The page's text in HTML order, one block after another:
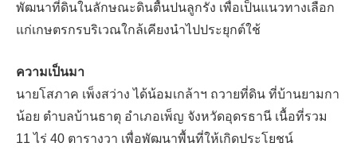
พัฒนาที่ดินในลักษณะดินตื้นปนลูกรัง เพื่อเป็นแนวทางเลือก
แก่เกษตรกรบริเวณใกล้เคียงนำไปประยุกต์ใช้
ความเป็นมา
นายโสภาค เพ็งสว่าง ได้น้อมเกล้าฯ ถวายที่ดิน ที่บ้านยามกา
น้อย ตำบลบ้านธาตุ อำเภอเพ็ญ จังหวัดอุดรธานี เนื้อที่รวม
11 ไร่ 40 ตารางวา เพื่อพัฒนาพื้นที่ให้เกิดประโยชน์